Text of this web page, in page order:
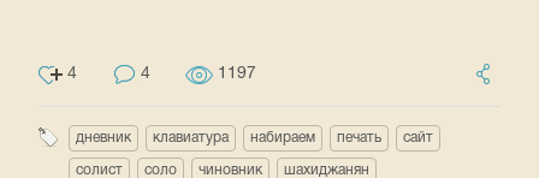
4 4 1197
дневник клавиатура набираем печать сайт
солист соло чиновник шахиджанян